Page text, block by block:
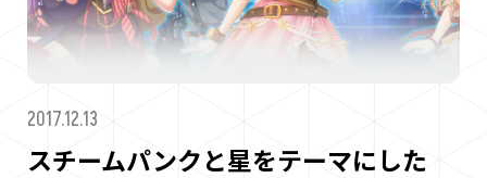
OS X v10.12 以降 ・Google Chrome最新版 / Safari最新版
Android （新対応） ・Android 4.4 以降 ・Google Chrome
画面を横向きにしてご利用ください。iOS 10以下の場合、
Safariの設定で「Cookieをブロック」を「常に許可」にしてか
2017.12.13
スチームパンクと星をテーマにした